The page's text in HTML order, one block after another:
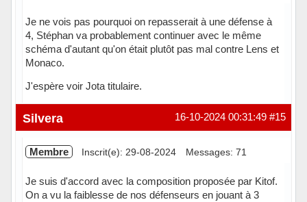
Je ne vois pas pourquoi on repasserait à une défense à
4, Stéphan va probablement continuer avec le même
schéma d'autant qu'on était plutôt pas mal contre Lens et
Monaco.
J'espère voir Jota titulaire.
Hors ligne #15
16-10-2024 00:31:49
Silvera
Membre Inscrit(e): 29-08-2024 Messages: 71
Je suis d'accord avec la composition proposée par Kitof.
On a vu la faiblesse de nos défenseurs en jouant à 3